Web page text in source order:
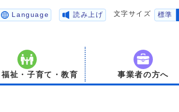
Language 読み上げ 文字サイズ 標準
祉・子育て・教育 事業者の方へ